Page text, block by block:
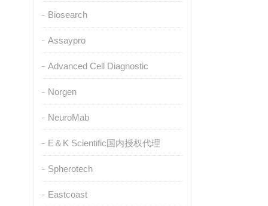
Biosearch
Assaypro
Advanced Cell Diagnostic
Norgen
NeuroMab
E＆K Scientific国内授权代理
Spherotech
Eastcoast